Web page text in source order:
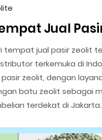
Jual
tempat jual pasir zeolit
terkemuka di
zeolit, dengan
batu zeolit sebagai
terdekat di Jakarta.